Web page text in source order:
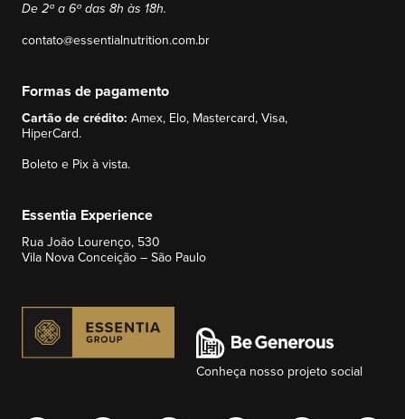
De 2ª a 6ª das 8h às 18h.
contato@essentialnutrition.com.br
Formas de pagamento
Cartão de crédito: Amex, Elo, Mastercard, Visa,
HiperCard.
Boleto e Pix à vista.
Essentia Experience
Rua João Lourenço, 530
Vila Nova Conceição – São Paulo
Conheça nosso projeto social